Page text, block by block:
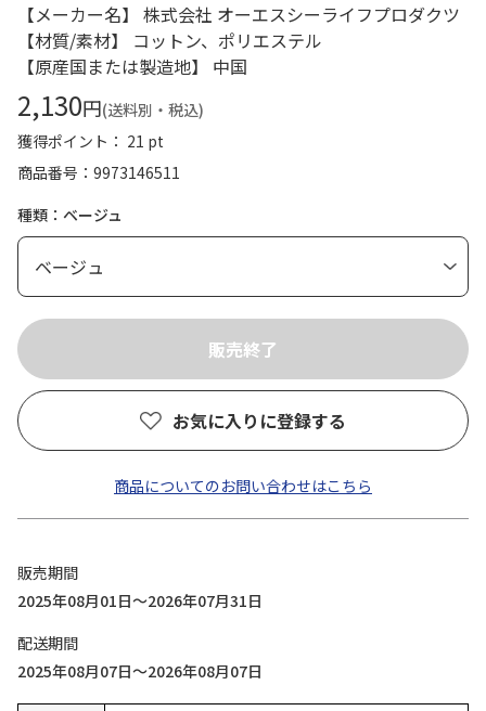
【メーカー名】 株式会社 オーエスシーライフプロダクツ
【材質/素材】 コットン、ポリエステル
【原産国または製造地】 中国
2,130円(送料別・税込)
獲得ポイント： 21 pt
商品番号
9973146511
種類：ベージュ
お気に入りに登録する
商品についてのお問い合わせはこちら
販売期間
2025年08月01日～2026年07月31日
配送期間
2025年08月07日～2026年08月07日